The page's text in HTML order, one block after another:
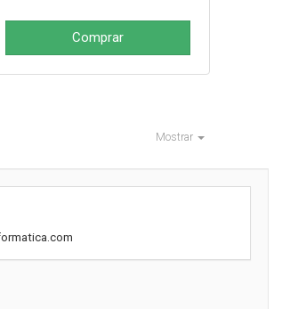
Comprar
Mostrar